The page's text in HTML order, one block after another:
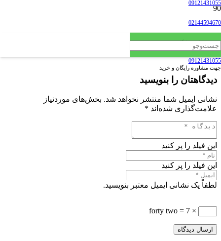
09121431055
02144594670
جهت مشاوره رایگان و خرید
09121431055
جهت مشاوره رایگان و خرید
دیدگاهتان را بنویسید
نشانی ایمیل شما منتشر نخواهد شد. بخش‌های موردنیاز
علامت‌گذاری شده‌اند *
این فیلد را پر کنید
این فیلد را پر کنید
لطفاً یک نشانی ایمیل معتبر بنویسید.
× 7 = forty two
ارسال دیدگاه